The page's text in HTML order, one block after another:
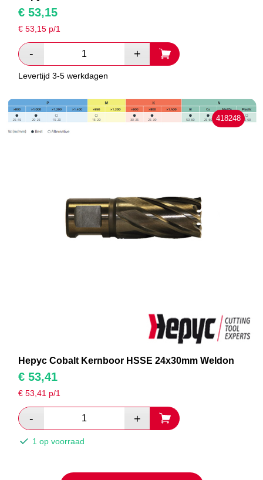
€ 53,15
€53,15 p/1
Levertijd 3-5 werkdagen
418248
Hepyc Cobalt Kernboor HSSE 24x30mm Weldon
€ 53,41
€53,41 p/1
1 op voorraad